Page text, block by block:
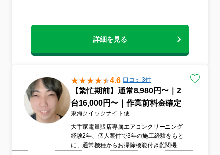
詳細を見る
4.6 口コミ 3件
【繁忙期前】通常8,980円〜｜2
台16,000円〜｜作業前料金確定
東海クイックナイト便
大手家電量販店専属エアコンクリーニング
経験2年、個人案件で3年の施工経験をもと
に、通常機種からお掃除機能付き難関機種